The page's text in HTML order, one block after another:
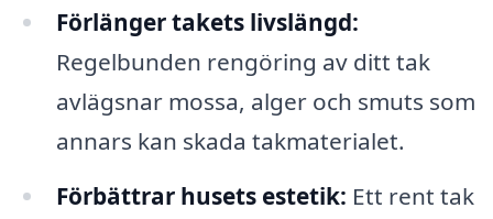
Förlänger takets livslängd:
Regelbunden rengöring av ditt tak
avlägsnar mossa, alger och smuts som
annars kan skada takmaterialet.
Förbättrar husets estetik: Ett rent tak